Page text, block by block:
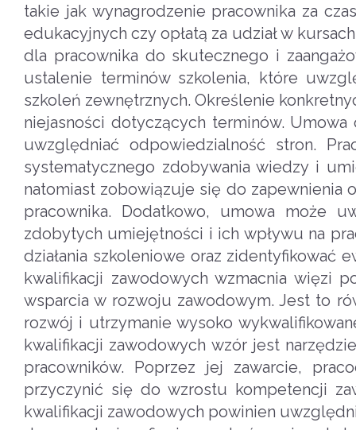
takie jak wynagrodzenie pracownika za
edukacyjnych czy opłatą za udział w
dla pracownika do skutecznego i
ustalenie terminów szkolenia, które
szkoleń zewnętrznych. Określenie
niejasności dotyczących terminów.
uwzględniać odpowiedzialność stron.
systematycznego zdobywania wiedzy i
natomiast zobowiązuje się do zapewnienia
pracownika. Dodatkowo, umowa może
zdobytych umiejętności i ich wpływu na
działania szkoleniowe oraz zidentyfikować
kwalifikacji zawodowych wzmacnia więzi
wsparcia w rozwoju zawodowym. Jest to
rozwój i utrzymanie wysoko
kwalifikacji zawodowych wzór jest
pracowników. Poprzez jej zawarcie,
przyczynić się do wzrostu kompetencji
kwalifikacji zawodowych powinien